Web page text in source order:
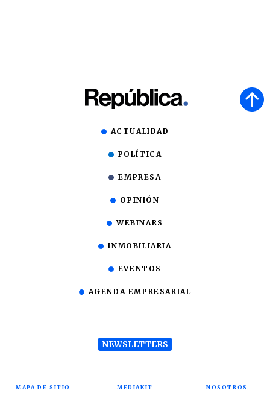
ACTUALIDAD
POLÍTICA
EMPRESA
OPINIÓN
WEBINARS
INMOBILIARIA
EVENTOS
AGENDA EMPRESARIAL
NEWSLETTERS
MAPA DE SITIO MEDIAKIT NOSOTROS